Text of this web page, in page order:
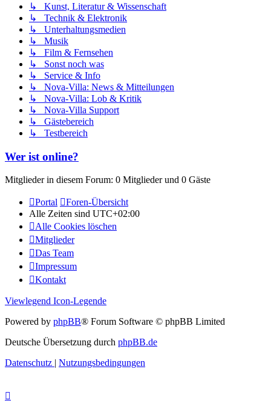
↳ Kunst, Literatur & Wissenschaft
↳ Technik & Elektronik
↳ Unterhaltungsmedien
↳ Musik
↳ Film & Fernsehen
↳ Sonst noch was
↳ Service & Info
↳ Nova-Villa: News & Mitteilungen
↳ Nova-Villa: Lob & Kritik
↳ Nova-Villa Support
↳ Gästebereich
↳ Testbereich
Wer ist online?
Mitglieder in diesem Forum: 0 Mitglieder und 0 Gäste
Portal
Foren-Übersicht
Alle Zeiten sind UTC+02:00
Alle Cookies löschen
Mitglieder
Das Team
Impressum
Kontakt
Viewlegend Icon-Legende
Powered by phpBB® Forum Software © phpBB Limited
Deutsche Übersetzung durch phpBB.de
Datenschutz | Nutzungsbedingungen